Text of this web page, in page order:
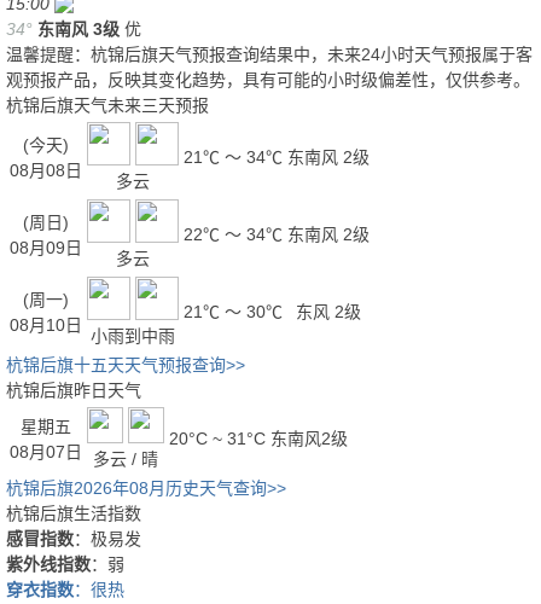
34° 东南风 3级 优
温馨提醒：杭锦后旗天气预报查询结果中，未来24小时天气预报属于客
观预报产品，反映其变化趋势，具有可能的小时级偏差性，仅供参考。
杭锦后旗天气未来三天预报
(今天)
08月08日
多云
21℃ ～ 34℃ 东南风 2级
(周日)
08月09日
多云
22℃ ～ 34℃ 东南风 2级
(周一)
08月10日
小雨到中雨
21℃ ～ 30℃ 东风 2级
杭锦后旗十五天天气预报查询>>
杭锦后旗昨日天气
星期五
08月07日
多云 / 晴
20°C ~ 31°C 东南风2级
杭锦后旗2026年08月历史天气查询>>
杭锦后旗生活指数
感冒指数：极易发
紫外线指数：弱
穿衣指数：很热